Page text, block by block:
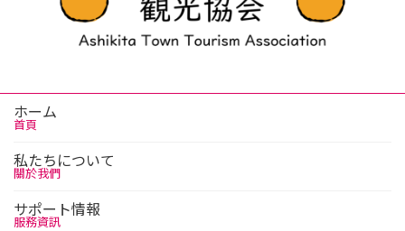
ホーム
首頁
私たちについて
關於我們
サポート情報
服務資訊